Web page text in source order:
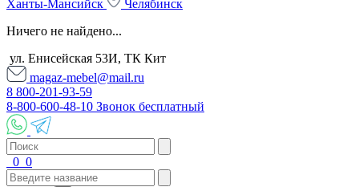
Ханты-Мансийск
Челябинск
Ничего не найдено...
ул. Енисейская 53И, ТК Кит
magaz-mebel@mail.ru
8 800-201-93-59
8-800-600-48-10 Звонок бесплатный
0 0